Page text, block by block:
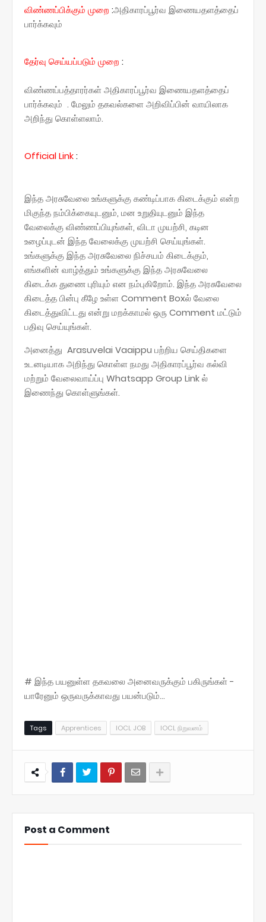
விண்ணப்பிக்கும் முறை :அதிகாரப்பூர்வ இணையதளத்தைப்
பார்க்கவும்
தேர்வு செய்யப்படும் முறை :
விண்ணப்பத்தாரர்கள் அதிகாரப்பூர்வ இணையதளத்தைப்
பார்க்கவும் . மேலும் தகவல்களை அறிவிப்பின் வாயிலாக
அறிந்து கொள்ளலாம்.
OfficialLink:
இந்த அரசுவேலை உங்களுக்கு கண்டிப்பாக கிடைக்கும் என்ற
மிகுந்த நம்பிக்கையுடனும், மன உறுதியுடனும் இந்த
வேலைக்கு விண்ணப்பியுங்கள், விடா முயற்சி, கடின
உழைப்புடன் இந்த வேலைக்கு முயற்சி செய்யுங்கள்.
உங்களுக்கு இந்த அரசுவேலை நிச்சயம் கிடைக்கும்,
எங்களின் வாழ்த்தும் உங்களுக்கு இந்த அரசுவேலை
கிடைக்க துணை புரியும் என நம்புகிறோம். இந்த அரசுவேலை
கிடைத்த பின்பு கீழே உள்ள Comment Boxல் வேலை
கிடைத்துவிட்டது என்று மறக்காமல் ஒரு Comment மட்டும்
பதிவு செய்யுங்கள்.
அனைத்து Arasuvelai Vaaippu பற்றிய செய்திகளை
உடனடியாக அறிந்து கொள்ள நமது அதிகாரப்பூர்வ கல்வி
மற்றும் வேலைவாய்ப்பு Whatsapp Group Link ல்
இணைந்து கொள்ளுங்கள்.
# இந்த பயனுள்ள தகவலை அனைவருக்கும் பகிருங்கள் -
யாரேனும் ஒருவருக்காவது பயன்படும்...
Tags Apprentices IOCL JOB IOCL நிறுவனம்
Post a Comment